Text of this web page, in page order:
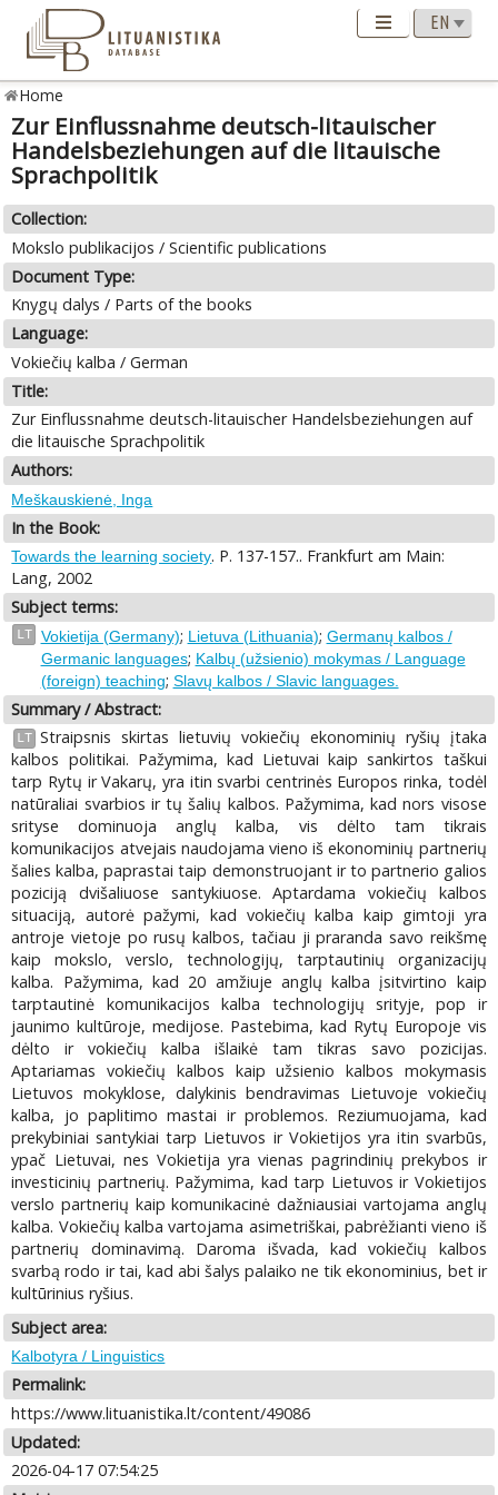
Home
Zur Einflussnahme deutsch-litauischer
Handelsbeziehungen auf die litauische
Sprachpolitik
Collection:
Mokslo publikacijos / Scientific publications
Document Type:
Knygų dalys / Parts of the books
Language:
Vokiečių kalba / German
Title:
Zur Einflussnahme deutsch-litauischer Handelsbeziehungen auf
die litauische Sprachpolitik
Authors:
Meškauskienė, Inga
In the Book:
Towards the learning society. P. 137-157.. Frankfurt am Main:
Lang, 2002
Subject terms:
LT Vokietija (Germany); Lietuva (Lithuania); Germanų kalbos /
Germanic languages; Kalbų (užsienio) mokymas / Language
(foreign) teaching; Slavų kalbos / Slavic languages.
Summary / Abstract:
LT Straipsnis skirtas lietuvių vokiečių ekonominių ryšių įtaka
kalbos politikai. Pažymima, kad Lietuvai kaip sankirtos taškui
tarp Rytų ir Vakarų, yra itin svarbi centrinės Europos rinka, todėl
natūraliai svarbios ir tų šalių kalbos. Pažymima, kad nors visose
srityse dominuoja anglų kalba, vis dėlto tam tikrais
komunikacijos atvejais naudojama vieno iš ekonominių partnerių
šalies kalba, paprastai taip demonstruojant ir to partnerio galios
poziciją dvišaliuose santykiuose. Aptardama vokiečių kalbos
situaciją, autorė pažymi, kad vokiečių kalba kaip gimtoji yra
antroje vietoje po rusų kalbos, tačiau ji praranda savo reikšmę
kaip mokslo, verslo, technologijų, tarptautinių organizacijų
kalba. Pažymima, kad 20 amžiuje anglų kalba įsitvirtino kaip
tarptautinė komunikacijos kalba technologijų srityje, pop ir
jaunimo kultūroje, medijose. Pastebima, kad Rytų Europoje vis
dėlto ir vokiečių kalba išlaikė tam tikras savo pozicijas.
Aptariamas vokiečių kalbos kaip užsienio kalbos mokymasis
Lietuvos mokyklose, dalykinis bendravimas Lietuvoje vokiečių
kalba, jo paplitimo mastai ir problemos. Reziumuojama, kad
prekybiniai santykiai tarp Lietuvos ir Vokietijos yra itin svarbūs,
ypač Lietuvai, nes Vokietija yra vienas pagrindinių prekybos ir
investicinių partnerių. Pažymima, kad tarp Lietuvos ir Vokietijos
verslo partnerių kaip komunikacinė dažniausiai vartojama anglų
kalba. Vokiečių kalba vartojama asimetriškai, pabrėžianti vieno iš
partnerių dominavimą. Daroma išvada, kad vokiečių kalbos
svarbą rodo ir tai, kad abi šalys palaiko ne tik ekonominius, bet ir
kultūrinius ryšius.
Subject area:
Kalbotyra / Linguistics
Permalink:
https://www.lituanistika.lt/content/49086
Updated:
2026-04-17 07:54:25